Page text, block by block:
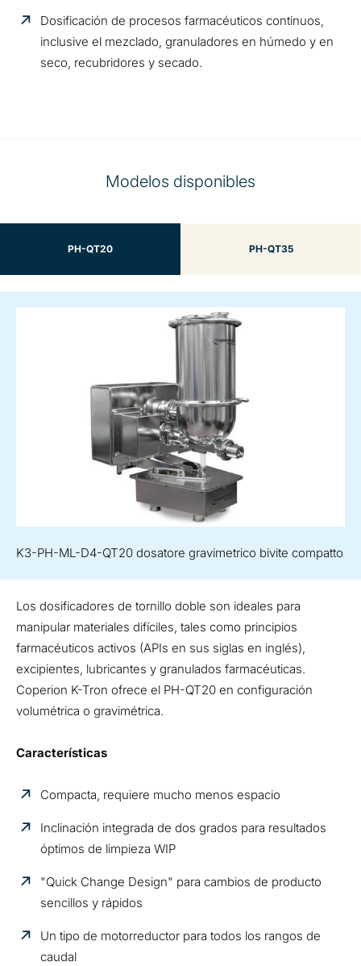
Dosificación de procesos farmacéuticos continuos,
inclusive el mezclado, granuladores en húmedo y en
seco, recubridores y secado.
Modelos disponibles
PH-QT20 PH-QT35
K3-PH-ML-D4-QT20 dosatore gravimetrico bivite compatto
Los dosificadores de tornillo doble son ideales para
manipular materiales difíciles, tales como principios
farmacéuticos activos (APIs en sus siglas en inglés),
excipientes, lubricantes y granulados farmacéuticas.
Coperion K-Tron ofrece el PH-QT20 en configuración
volumétrica o gravimétrica.
Características
Compacta, requiere mucho menos espacio
Inclinación integrada de dos grados para resultados
óptimos de limpieza WIP
"Quick Change Design" para cambios de producto
sencillos y rápidos
Un tipo de motorreductor para todos los rangos de
caudal